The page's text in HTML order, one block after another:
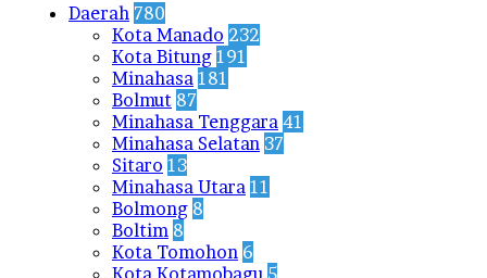
Daerah 780
Kota Manado 232
Kota Bitung 191
Minahasa 181
Bolmut 87
Minahasa Tenggara 41
Minahasa Selatan 37
Sitaro 13
Minahasa Utara 11
Bolmong 8
Boltim 8
Kota Tomohon 6
Kota Kotamobagu 5